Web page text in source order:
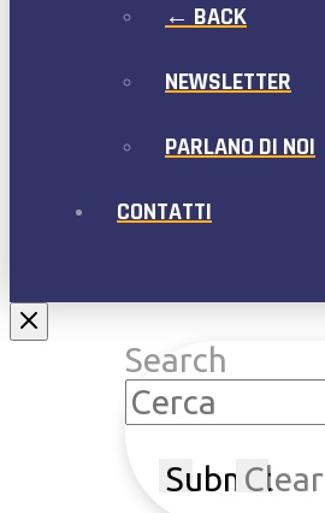
← BACK
NEWSLETTER
PARLANO DI NOI
CONTATTI
Search
SubmitClear